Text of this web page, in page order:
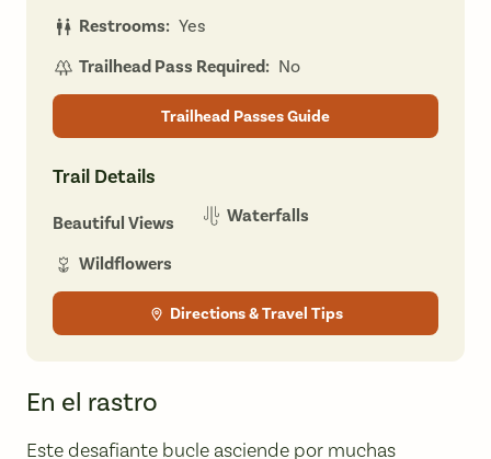
Restrooms: Yes
Trailhead Pass Required: No
Trailhead Passes Guide
Trail Details
Beautiful Views Waterfalls
Wildflowers
Directions & Travel Tips
En el rastro
Este desafiante bucle asciende por muchas